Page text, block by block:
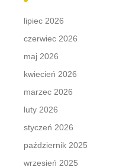
lipiec 2026
czerwiec 2026
maj 2026
kwiecień 2026
marzec 2026
luty 2026
styczeń 2026
październik 2025
wrzesień 2025